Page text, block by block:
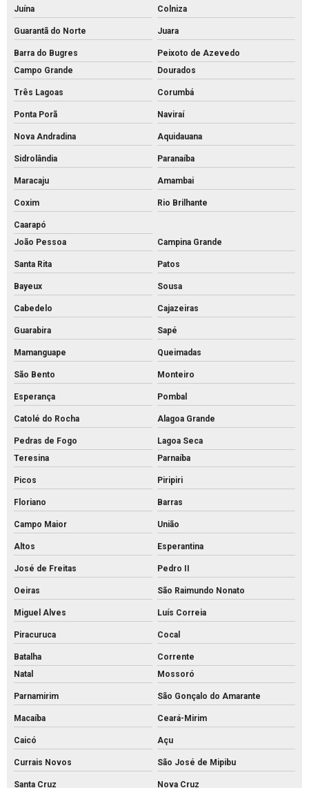
Juína Colniza
Guarantã do Norte Juara
Barra do Bugres
Peixoto de Azevedo
Campo Grande
Dourados
Três Lagoas Corumbá
Ponta Porã Naviraí
Nova Andradina Aquidauana
Sidrolândia Paranaíba
Maracaju Amambai
Coxim Rio Brilhante
Caarapó
João Pessoa
Campina Grande
Santa Rita Patos
Bayeux Sousa
Cabedelo Cajazeiras
Guarabira Sapé
Mamanguape Queimadas
São Bento Monteiro
Esperança Pombal
Catolé do Rocha Alagoa Grande
Pedras de Fogo
Lagoa Seca
Teresina
Parnaíba
Picos Piripiri
Floriano Barras
Campo Maior União
Altos Esperantina
José de Freitas Pedro II
Oeiras São Raimundo Nonato
Miguel Alves Luís Correia
Piracuruca Cocal
Batalha
Corrente
Natal
Mossoró
Parnamirim São Gonçalo do Amarante
Macaíba Ceará-Mirim
Caicó Açu
Currais Novos São José de Mipibu
Santa Cruz Nova Cruz